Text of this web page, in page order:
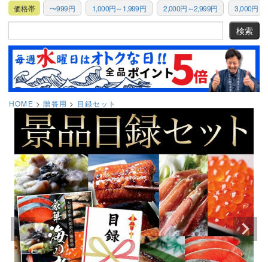
価格帯 〜999円 1,000円～1,999円 2,000円～2,999円 3,000円～
HOME 贈答用 目録セット